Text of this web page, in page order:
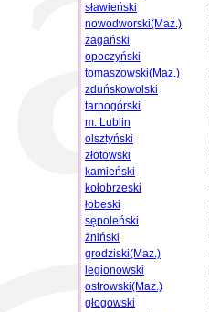
sławieński
nowodworski(Maz.)
żagański
opoczyński
tomaszowski(Maz.)
zduńskowolski
tarnogórski
m. Lublin
olsztyński
złotowski
kamieński
kołobrzeski
łobeski
sępoleński
żniński
grodziski(Maz.)
legionowski
ostrowski(Maz.)
głogowski